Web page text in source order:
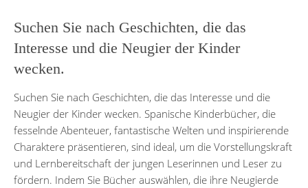
Suchen Sie nach Geschichten, die das
Interesse und die Neugier der Kinder
wecken.
Suchen Sie nach Geschichten, die das Interesse und die
Neugier der Kinder wecken. Spanische Kinderbücher, die
fesselnde Abenteuer, fantastische Welten und inspirierende
Charaktere präsentieren, sind ideal, um die Vorstellungskraft
und Lernbereitschaft der jungen Leserinnen und Leser zu
fördern. Indem Sie Bücher auswählen, die ihre Neugierde